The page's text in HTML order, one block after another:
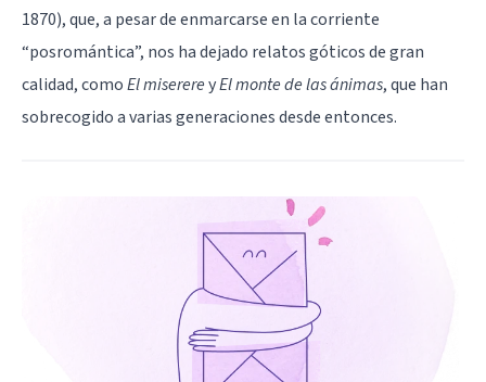
1870), que, a pesar de enmarcarse en la corriente
“posromántica”, nos ha dejado relatos góticos de gran
calidad, comoEl miserereyEl monte de las ánimas, que han
sobrecogido a varias generaciones desde entonces.